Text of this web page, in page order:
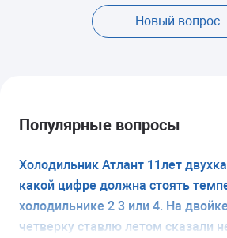
Новый вопрос
Популярные вопросы
Холодильник Атлант 11лет
какой цифре должна стоять
холодильнике 2 3 или 4. На
четверку ставлю летом сказали